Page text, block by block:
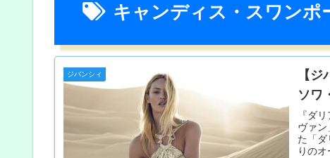
キャンディス・スワンポ
ジバンシィ
【
ソワ
『ダ
ヴァ
た「ダ
りの